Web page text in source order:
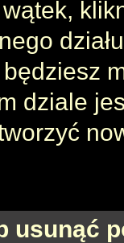
dziale
usunąć